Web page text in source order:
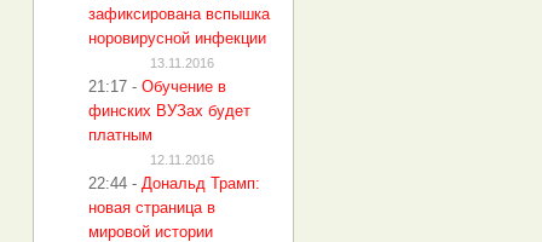
зафиксирована вспышка
норовирусной инфекции
13.11.2016
21:17 - Обучение в
финских ВУЗах будет
платным
12.11.2016
22:44 - Дональд Трамп:
новая страница в
мировой истории